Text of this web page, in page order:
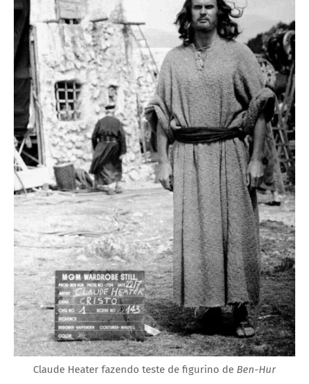
Claude Heater fazendo teste de figurino de Ben-Hur